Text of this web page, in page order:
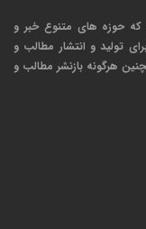
که حوزه های متنوع خبر و
تولید و انتشار مطالب و
هرگونه بازنشر مطالب و